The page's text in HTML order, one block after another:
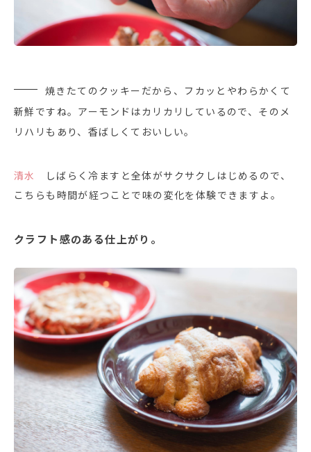
焼きたてのクッキーだから、フカッとやわらかくて
新鮮ですね。アーモンドはカリカリしているので、そのメ
リハリもあり、香ばしくておいしい。
清水
しばらく冷ますと全体がサクサクしはじめるので、
こちらも時間が経つことで味の変化を体験できますよ。
クラフト感のある仕上がり。